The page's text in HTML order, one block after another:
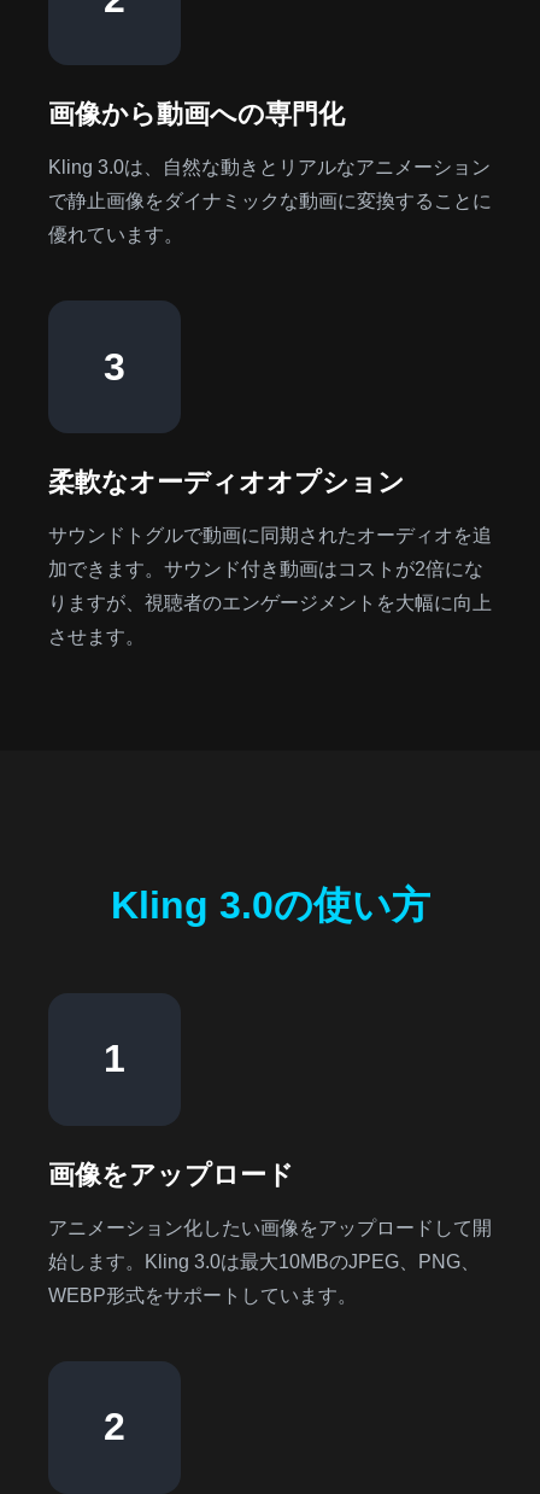
画像から動画への専門化
Kling 3.0は、自然な動きとリアルなアニメーション
で静止画像をダイナミックな動画に変換することに
優れています。
3
柔軟なオーディオオプション
サウンドトグルで動画に同期されたオーディオを追
加できます。サウンド付き動画はコストが2倍にな
りますが、視聴者のエンゲージメントを大幅に向上
させます。
Kling 3.0の使い方
1
画像をアップロード
アニメーション化したい画像をアップロードして開
始します。Kling 3.0は最大10MBのJPEG、PNG、
WEBP形式をサポートしています。
2